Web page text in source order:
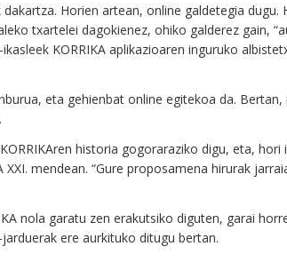
Horien artean, online galdetegia
txartelei dagokienez, ohiko galderez gain,
KORRIKA aplikazioaren inguruko
eta gehienbat online egitekoa da.
historia gogoraraziko digu, eta,
mendean. “Gure proposamena hirurak
nola garatu zen erakutsiko diguten, garai
ere aurkituko ditugu bertan.